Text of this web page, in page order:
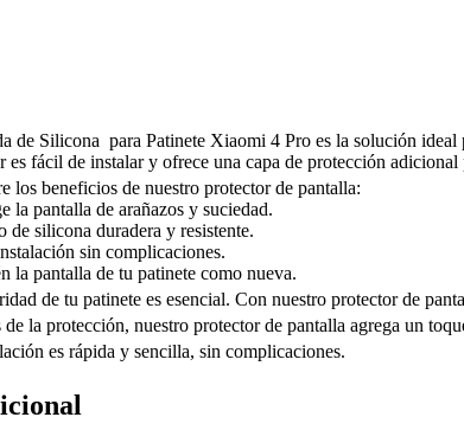
de Silicona para Patinete Xiaomi 4 Pro es la solución ideal
es fácil de instalar y ofrece una capa de protección adicional
los beneficios de nuestro protector de pantalla:
la pantalla de arañazos y suciedad.
de silicona duradera y resistente.
sin complicaciones.
la pantalla de tu patinete como nueva.
de tu patinete es esencial. Con nuestro protector de
de la protección, nuestro protector de pantalla agrega un
es rápida y sencilla, sin complicaciones.